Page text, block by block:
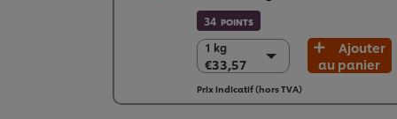
34 POINTS
1 kg
€33,57
1 kg
€33,57
6 x 1 kg
€201,16
Ajouter
au panier
Prix indicatif (hors TVA)